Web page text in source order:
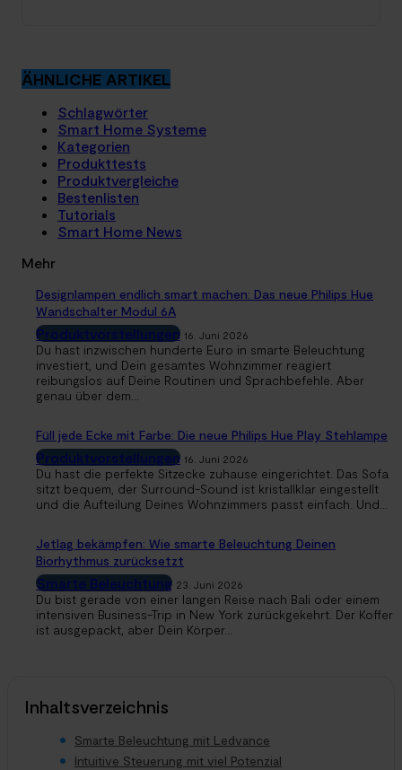
ÄHNLICHE ARTIKEL
Schlagwörter
Smart Home Systeme
Kategorien
Produkttests
Produktvergleiche
Bestenlisten
Tutorials
Smart Home News
Mehr
Designlampen endlich smart machen: Das neue Philips Hue
Wandschalter Modul 6A
Produktvorstellungen 16. Juni 2026
Du hast inzwischen hunderte Euro in smarte Beleuchtung
investiert, und Dein gesamtes Wohnzimmer reagiert
reibungslos auf Deine Routinen und Sprachbefehle. Aber
genau über dem...
Füll jede Ecke mit Farbe: Die neue Philips Hue Play Stehlampe
Produktvorstellungen 16. Juni 2026
Du hast die perfekte Sitzecke zuhause eingerichtet. Das Sofa
sitzt bequem, der Surround-Sound ist kristallklar eingestellt
und die Aufteilung Deines Wohnzimmers passt einfach. Und...
Jetlag bekämpfen: Wie smarte Beleuchtung Deinen
Biorhythmus zurücksetzt
Smarte Beleuchtung 23. Juni 2026
Du bist gerade von einer langen Reise nach Bali oder einem
intensiven Business-Trip in New York zurückgekehrt. Der Koffer
ist ausgepackt, aber Dein Körper...
Inhaltsverzeichnis
Smarte Beleuchtung mit Ledvance
Intuitive Steuerung mit viel Potenzial